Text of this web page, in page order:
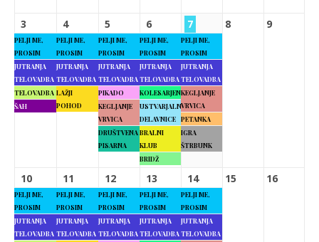
3
PELJI ME,
PROSIM
JUTRANJA
TELOVADBA
TELOVADBA
ŠAH
4
PELJI ME,
PROSIM
JUTRANJA
TELOVADBA
LAŽJI
POHOD
5
PELJI ME,
PROSIM
JUTRANJA
TELOVADBA
PIKADO
KEGLJANJE
VRVICA
DRUŠTVENA
PISARNA
6
PELJI ME,
PROSIM
JUTRANJA
TELOVADBA
KOLESARJENJE
USTVARJALNE
DELAVNICE
BRALNI
KLUB
BRIDŽ
7
PELJI ME,
PROSIM
JUTRANJA
TELOVADBA
KEGLJANJE
VRVICA
PETANKA
IGRA
ŠTRBUNK
8 9
10
PELJI ME,
PROSIM
JUTRANJA
TELOVADBA
11
PELJI ME,
PROSIM
JUTRANJA
TELOVADBA
12
PELJI ME,
PROSIM
JUTRANJA
TELOVADBA
13
PELJI ME,
PROSIM
JUTRANJA
TELOVADBA
14
PELJI ME,
PROSIM
JUTRANJA
TELOVADBA
15 16